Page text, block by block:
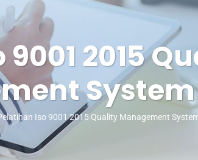
2015
System
Iso 9001 2015 Quality Management